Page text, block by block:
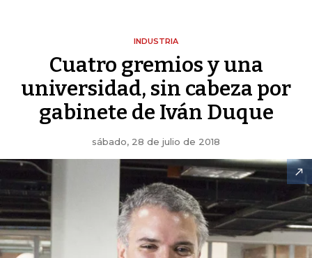
INDUSTRIA
Cuatro gremios y una
universidad, sin cabeza por
gabinete de Iván Duque
sábado, 28 de julio de 2018